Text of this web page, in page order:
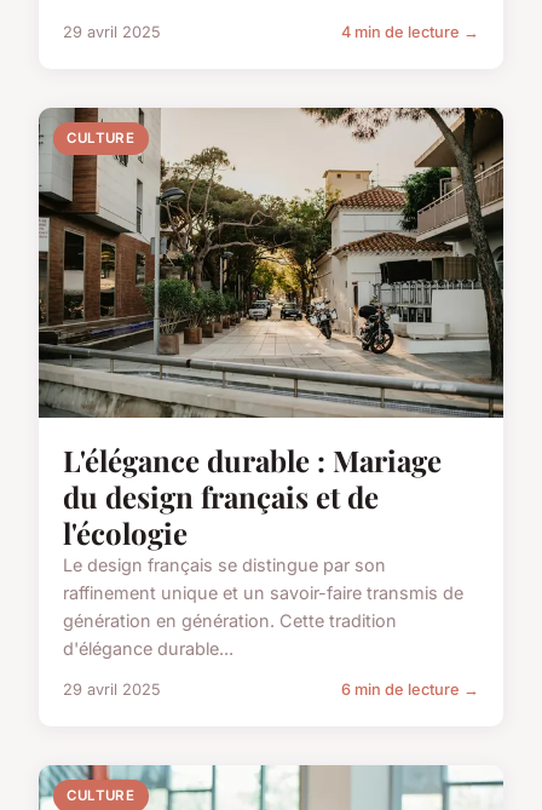
29 avril 2025 4 min de lecture →
CULTURE
L'élégance durable : Mariage
du design français et de
l'écologie
Le design français se distingue par son
raffinement unique et un savoir-faire transmis de
génération en génération. Cette tradition
d'élégance durable...
29 avril 2025 6 min de lecture →
CULTURE